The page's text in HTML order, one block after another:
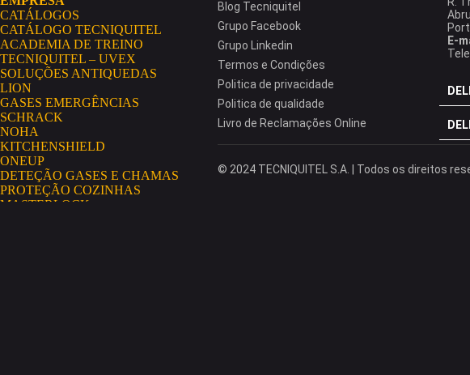
CATÁLOGOS
CATÁLOGO TECNIQUITEL
ACADEMIA DE TREINO
TECNIQUITEL – UVEX
SOLUÇÕES ANTIQUEDAS
LION
GASES EMERGÊNCIAS
SCHRACK
NOHA
KITCHENSHIELD
ONEUP
DETEÇÃO GASES E CHAMAS
PROTEÇÃO COZINHAS
MASTERLOCK
Blog Tecniquitel
Grupo Facebook
Grupo Linkedin
Termos e Condições
Politica de privacidade
Politica de qualidade
Livro de Reclamações Online
E-
© 2024 TECNIQUITEL S.A. | Todos os direitos